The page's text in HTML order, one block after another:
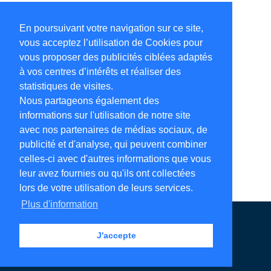
En poursuivant votre navigation sur ce site,
vous acceptez l’utilisation de Cookies pour
vous proposer des publicités ciblées adaptés
à vos centres d’intérêts et réaliser des
statistiques de visites.
Nous partageons également des
informations sur l'utilisation de notre site
avec nos partenaires de médias sociaux, de
publicité et d'analyse, qui peuvent combiner
celles-ci avec d'autres informations que vous
leur avez fournies ou qu'ils ont collectées
lors de votre utilisation de leurs services.
Plus d'information
J'accepte
Annuaire en ligne Légales Contact
Ajouter votre adresse